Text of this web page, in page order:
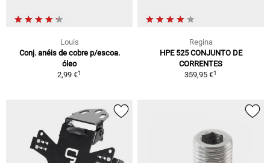
Louis
Conj. anéis de cobre p/escoa.
óleo
2,99 €1
Regina
HPE 525 CONJUNTO DE
CORRENTES
359,95 €1